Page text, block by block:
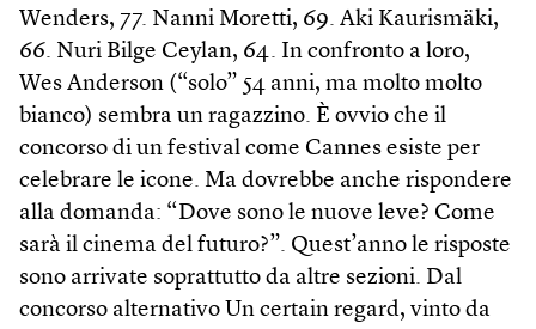
Wenders, 77. Nanni Moretti, 69. Aki Kaurismäki,
66. Nuri Bilge Ceylan, 64. In confronto a loro,
Wes Anderson (“solo” 54 anni, ma molto molto
bianco) sembra un ragazzino. È ovvio che il
concorso di un festival come Cannes esiste per
celebrare le icone. Ma dovrebbe anche rispondere
alla domanda: “Dove sono le nuove leve? Come
sarà il cinema del futuro?”. Quest’anno le risposte
sono arrivate soprattutto da altre sezioni. Dal
concorso alternativo Un certain regard, vinto da